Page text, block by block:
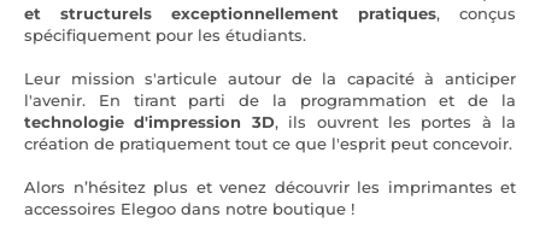
et structurels exceptionnellement pratiques, conçus
spécifiquement pour les étudiants.
Leur mission s'articule autour de la capacité à anticiper
l'avenir. En tirant parti de la programmation et de la
technologie d'impression 3D, ils ouvrent les portes à la
création de pratiquement tout ce que l'esprit peut concevoir.
Alors n’hésitez plus et venez découvrir les imprimantes et
accessoires Elegoo dans notre boutique !